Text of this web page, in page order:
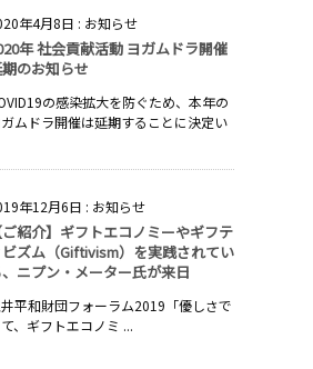
年4月8日 : お知らせ
年 社会貢献活動 ヨガムドラ開催
のお知らせ
の感染拡大を防ぐため、本年の
ガムドラ開催は延期することに決定い
年12月6日 : お知らせ
ご紹介】ギフトエコノミーやギフテ
ビズム（Giftivism）を実践されてい
ニプン・メーター氏が来日
平和財団フォーラム2019「優しさで
、ギフトエコノミ ...